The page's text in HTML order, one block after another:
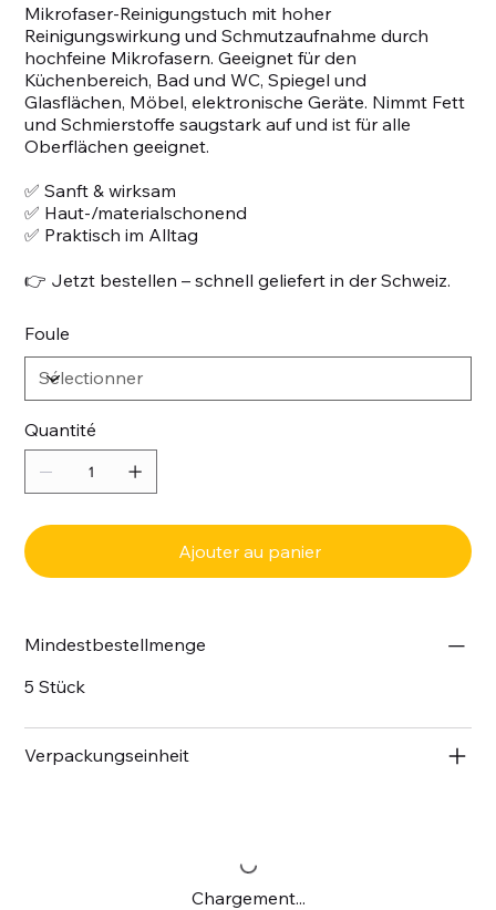
Mikrofaser-Reinigungstuch mit hoher
Reinigungswirkung und Schmutzaufnahme durch
hochfeine Mikrofasern. Geeignet für den
Küchenbereich, Bad und WC, Spiegel und
Glasflächen, Möbel, elektronische Geräte. Nimmt Fett
und Schmierstoffe saugstark auf und ist für alle
Oberflächen geeignet.
✅ Sanft & wirksam
✅ Haut-/materialschonend
✅ Praktisch im Alltag
👉 Jetzt bestellen – schnell geliefert in der Schweiz.
Foule
Quantité
Ajouter au panier
Mindestbestellmenge
5 Stück
Verpackungseinheit
Chargement...